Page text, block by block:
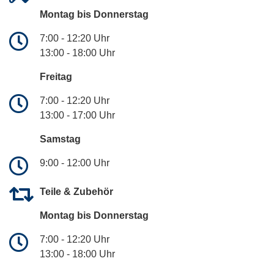
Montag bis Donnerstag
7:00 - 12:20 Uhr
13:00 - 18:00 Uhr
Freitag
7:00 - 12:20 Uhr
13:00 - 17:00 Uhr
Samstag
9:00 - 12:00 Uhr
Teile & Zubehör
Montag bis Donnerstag
7:00 - 12:20 Uhr
13:00 - 18:00 Uhr